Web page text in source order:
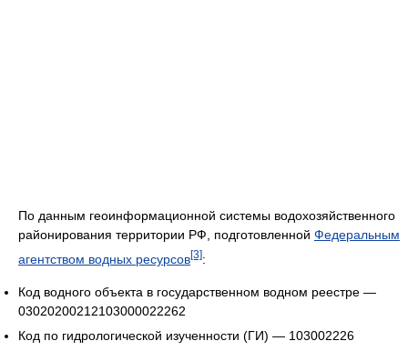
По данным геоинформационной системы водохозяйственного
районирования территории РФ, подготовленной Федеральным
агентством водных ресурсов[3]:
Код водного объекта в государственном водном реестре —
03020200212103000022262
Код по гидрологической изученности (ГИ) — 103002226